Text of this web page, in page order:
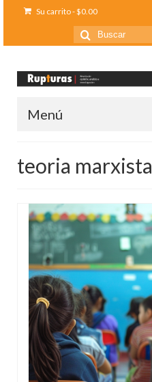
Su carrito-$0.00
Buscar
por:
Menú
Contáctanos
Opinión
Entreletras
Ciencia
Mundo
Aula Virtual
teoria marxista